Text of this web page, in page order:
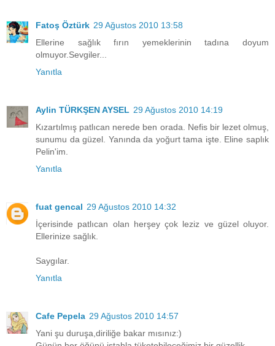
Fatoş Öztürk 29 Ağustos 2010 13:58
Ellerine sağlık fırın yemeklerinin tadına doyum
olmuyor.Sevgiler...
Yanıtla
Aylin TÜRKŞEN AYSEL 29 Ağustos 2010 14:19
Kızartılmış patlıcan nerede ben orada. Nefis bir lezet olmuş,
sunumu da güzel. Yanında da yoğurt tama işte. Eline saplık
Pelin'im.
Yanıtla
fuat gencal 29 Ağustos 2010 14:32
İçerisinde patlıcan olan herşey çok leziz ve güzel oluyor.
Ellerinize sağlık.
Saygılar.
Yanıtla
Cafe Pepela 29 Ağustos 2010 14:57
Yani şu duruşa,diriliğe bakar mısınız:)